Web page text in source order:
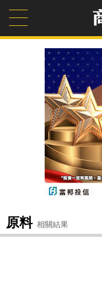
原料 相關結果